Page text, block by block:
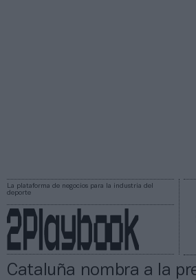
La plataforma de negocios para la industria del
deporte
Cataluña nombra a la